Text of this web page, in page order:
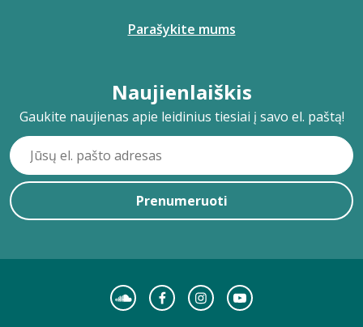
Parašykite mums
Naujienlaiškis
Gaukite naujienas apie leidinius tiesiai į savo el. paštą!
Prenumeruoti